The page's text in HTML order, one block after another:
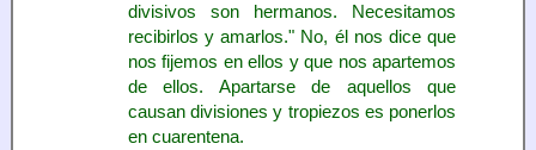
divisivos son hermanos. Necesitamos
recibirlos y amarlos." No, él nos dice que
nos fijemos en ellos y que nos apartemos
de ellos. Apartarse de aquellos que
causan divisiones y tropiezos es ponerlos
en cuarentena.